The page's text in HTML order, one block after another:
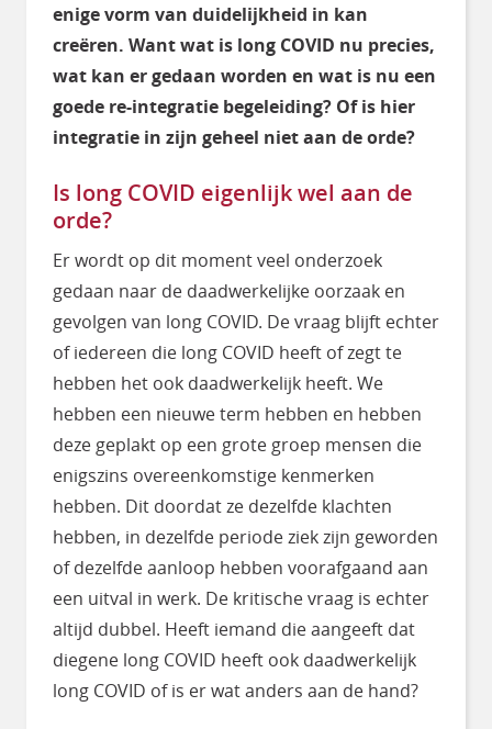
enige vorm van duidelijkheid in kan
creëren. Want wat is long COVID nu precies,
wat kan er gedaan worden en wat is nu een
goede re-integratie begeleiding? Of is hier
integratie in zijn geheel niet aan de orde?
Is long COVID eigenlijk wel aan de
orde?
Er wordt op dit moment veel onderzoek
gedaan naar de daadwerkelijke oorzaak en
gevolgen van long COVID. De vraag blijft echter
of iedereen die long COVID heeft of zegt te
hebben het ook daadwerkelijk heeft. We
hebben een nieuwe term hebben en hebben
deze geplakt op een grote groep mensen die
enigszins overeenkomstige kenmerken
hebben. Dit doordat ze dezelfde klachten
hebben, in dezelfde periode ziek zijn geworden
of dezelfde aanloop hebben voorafgaand aan
een uitval in werk. De kritische vraag is echter
altijd dubbel. Heeft iemand die aangeeft dat
diegene long COVID heeft ook daadwerkelijk
long COVID of is er wat anders aan de hand?